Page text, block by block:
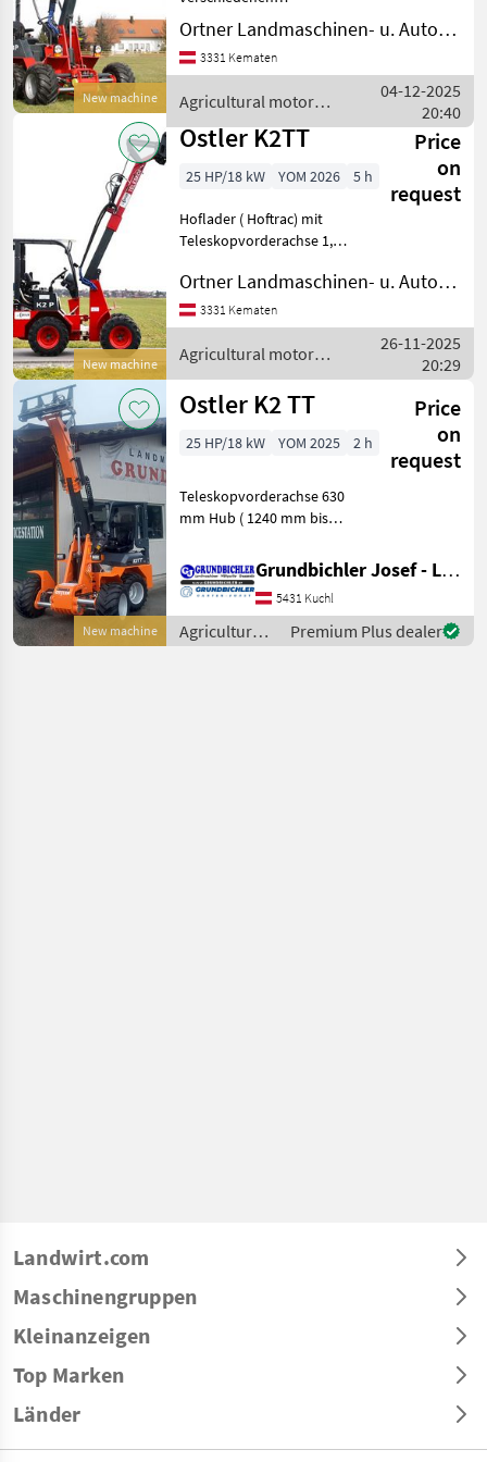
Weidemann
Thaler
Show
all 51
MARKETPLACE
Marketplace
Dealer
offers
New machine
Ausführungen möglich, K2
TT mit Spezialausstattung
ab ende Februar zu
Agricultural motor vehicles
F
Ortner Landmaschinen- u. Autohandel
3331 Kematen
Agricultural motor
vehicles / Ostler
04-12-2025
20:40
New machine
Ostler K2TT
Price
on
request
25 HP/18 kW YOM 2026 5 h
Hoflader ( Hoftrac) mit
Teleskopvorderachse 1,
ausgefahrener Achse),
Teleskopfrontlader mit
900mm Hub 1400kg
Hubkraft, Hubhöhe 3, 71m,
Ortner Landmaschinen- u. Autohandel
3331 Kematen
Agricultural motor
vehicles / Ostler
26-11-2025
20:29
New machine
Ostler K2 TT
Price
on
request
25 HP/18 kW YOM 2025 2 h
Teleskopvorderachse 630
mm Hub ( 1240 mm bis
Teleskopfrontlader 900 mm
Hub Euroaufnahme
Hochwertiger Stahlbau
Fahrgestell mit
Pulverbeschichtung 4 Zylid
Grundbichler Josef - Landmaschinen
5431 Kuchl
Agricultural
motor
Premium Plus dealer
Landwirt.com
Maschinengruppen
Kleinanzeigen
Top Marken
Länder